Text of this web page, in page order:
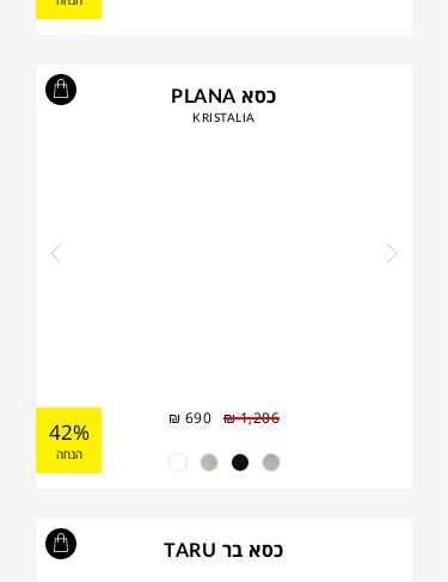
כסא PLANA
KRISTALIA
₪1,206
₪ 690
42%
הנחה
כסא בר TARU